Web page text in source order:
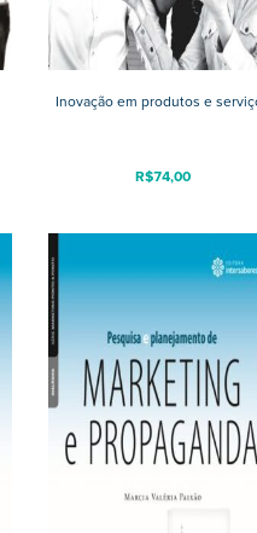
Inovação em produtos e
R$74,00